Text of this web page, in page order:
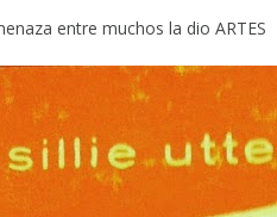
entre muchos la dio ARTES